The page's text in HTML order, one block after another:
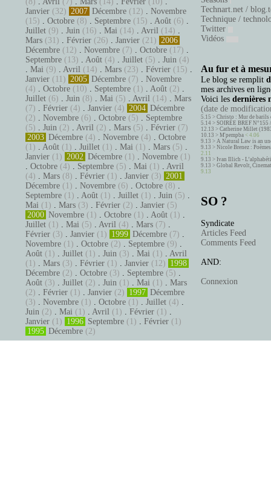
Janvier (32) 2007 Décembre (12) . Novembre
(15) . Octobre (8) . Septembre (15) . Août (6) .
Juillet (9) . Juin (16) . Mai (14) . Avril (14) .
Mars (31) . Février (26) . Janvier (21) 2006
Décembre (12) . Novembre (7) . Octobre (17) .
Septembre (13) . Août (4) . Juillet (5) . Juin (4)
. Mai (9) . Avril (14) . Mars (23) . Février (15) .
Janvier (11) 2005 Décembre (7) . Novembre
(4) . Octobre (10) . Septembre (1) . Août (2) .
Juillet (6) . Juin (8) . Mai (5) . Avril (14) . Mars
(7) . Février (4) . Janvier (4) 2004 Décembre
(2) . Novembre (6) . Octobre (5) . Septembre
(5) . Juin (2) . Avril (2) . Mars (5) . Février (7)
2003 Décembre (4) . Novembre (4) . Octobre
(1) . Août (1) . Juillet (1) . Mai (1) . Mars (5) .
Janvier (1) 2002 Décembre (1) . Novembre (1)
. Octobre (4) . Septembre (5) . Mai (1) . Avril
(4) . Mars (8) . Février (1) . Janvier (3) 2001
Décembre (1) . Novembre (6) . Octobre (8) .
Septembre (1) . Août (1) . Juillet (1) . Juin (5) .
Mai (1) . Mars (3) . Février (2) . Janvier (5)
2000 Novembre (1) . Octobre (1) . Août (1) .
Juillet (1) . Mai (5) . Avril (4) . Mars (7) .
Février (3) . Janvier (1) 1999 Décembre (7) .
Novembre (1) . Octobre (2) . Septembre (9) .
Août (1) . Juillet (1) . Juin (3) . Mai (1) . Avril
(1) . Mars (3) . Février (1) . Janvier (12) 1998
Décembre (2) . Octobre (3) . Septembre (5) .
Août (3) . Juillet (2) . Juin (1) . Mai (1) . Mars
(2) . Février (1) . Janvier (2) 1997 Décembre
(3) . Novembre (1) . Octobre (1) . Juillet (4) .
Juin (2) . Mai (1) . Avril (1) . Février (1) .
Janvier (1) 1996 Septembre (1) . Février (1)
1995 Décembre (2)
Technart.net /
Technique /
Twitter
Vidéos
Au fur et à
Le blog se remplit
mes archives en
Voici les dernières
(date de
5.15 > Christo : Mur de barils
5.14 > SOIRÉE BREF
12.13 > Catherine Millet
10.13 > M'pempba < 4.06
9.13 > A Natural Law is an
9.13 > Nicole Brenez :
2.11
9.13 > Ivan Illich -
9.13 > Global Revolt,
9.13
SO ?
Syndicate
Articles Feed
Comments Feed
AND:
Connexion